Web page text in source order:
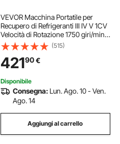
VEVOR Macchina Portatile per
Recupero di Refrigeranti III IV V 1CV
Velocità di Rotazione 1750 giri/min,
Recuperatore Cilindro Doppio per
Refrigeranti con Manometro
Protezione Alta Pressione 38,6 bar
(515)
42190€
Disponibile
Consegna: Lun. Ago. 10 - Ven.
Ago. 14
Aggiungi al carrello